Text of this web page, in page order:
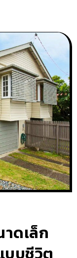
ดเล็ก